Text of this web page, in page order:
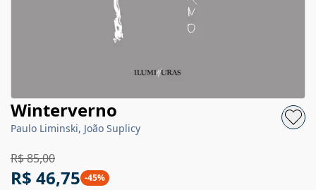
Winterverno
Paulo Liminski, João Suplicy
R$ 85,00
R$ 46,75 -45%